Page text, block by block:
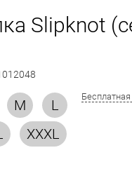
Slipknot
M
L
XXXL